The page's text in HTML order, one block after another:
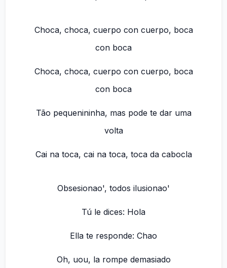
Choca, choca, cuerpo con cuerpo, boca
con boca
Choca, choca, cuerpo con cuerpo, boca
con boca
Tão pequenininha, mas pode te dar uma
volta
Cai na toca, cai na toca, toca da cabocla
Obsesionao', todos ilusionao'
Tú le dices: Hola
Ella te responde: Chao
Oh, uou, la rompe demasiado